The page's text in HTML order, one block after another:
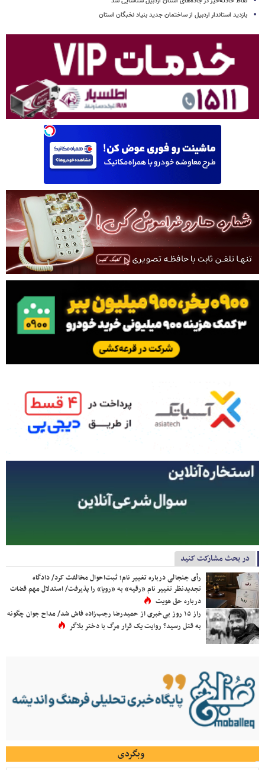
بازدید استاندار اردبیل از ساختمان جدید بنیاد نخبگان استان
در بحث مشارکت کنید
رأی جنجالی درباره تغییر نام؛ ثبت‌احوال مخالفت کرد/ دادگاه
تجدیدنظر تغییر نام «رقیه» به «رویا» را پذیرفت/ استدلال مهم قضات
درباره حق هویت
راز ۱۵ روز بی‌خبری از حمیدرضا رجب‌زاده فاش شد/ مداح جوان چگونه
به قتل رسید؟ روایت یک قرار مرگ با دختر بلاگر
وبگردی